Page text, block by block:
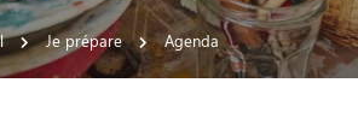
Je prépare Agenda